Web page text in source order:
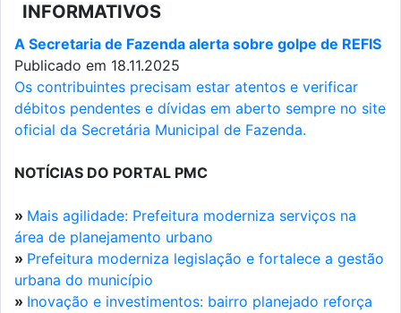
INFORMATIVOS
A Secretaria de Fazenda alerta sobre golpe de REFIS
Publicado em 18.11.2025
Os contribuintes precisam estar atentos e verificar
débitos pendentes e dívidas em aberto sempre no site
oficial da Secretária Municipal de Fazenda.
NOTÍCIAS DO PORTAL PMC
» Mais agilidade: Prefeitura moderniza serviços na
área de planejamento urbano
» Prefeitura moderniza legislação e fortalece a gestão
urbana do município
» Inovação e investimentos: bairro planejado reforça